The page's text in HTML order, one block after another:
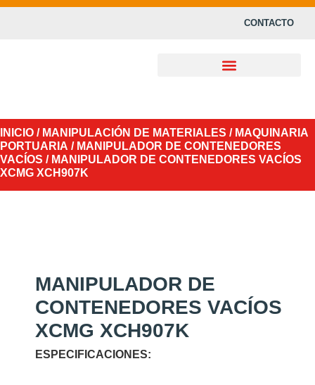
CONTACTO
INICIO / MANIPULACIÓN DE MATERIALES / MAQUINARIA
PORTUARIA / MANIPULADOR DE CONTENEDORES
VACÍOS / MANIPULADOR DE CONTENEDORES VACÍOS
XCMG XCH907K
MANIPULADOR DE
CONTENEDORES VACÍOS
XCMG XCH907K
ESPECIFICACIONES: